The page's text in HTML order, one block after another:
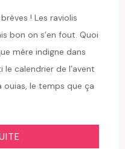
! Les raviolis
bon on s’en fout. Quoi
mère indigne dans
le calendrier de l’avent
ouias, le temps que ça